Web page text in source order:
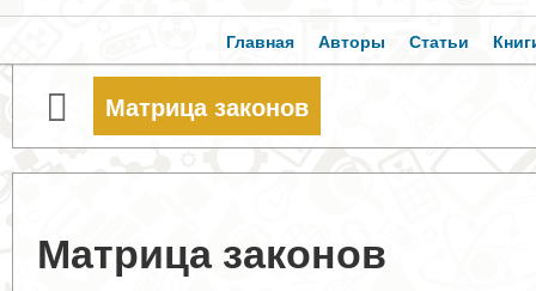
Главная Авторы Статьи
Матрица законов
Матрица законов